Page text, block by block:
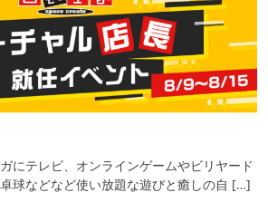
にテレビ、オンラインゲームやビリヤード
球などなど使い放題な遊びと癒しの自 […]